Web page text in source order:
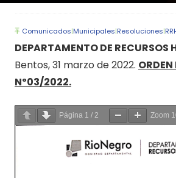
Comunicados|Municipales|Resoluciones|
DEPARTAMENTO DE RECURSOS
Bentos, 31 marzo de 2022.
Nº03/2022.
Página 1 / 2 Zoom